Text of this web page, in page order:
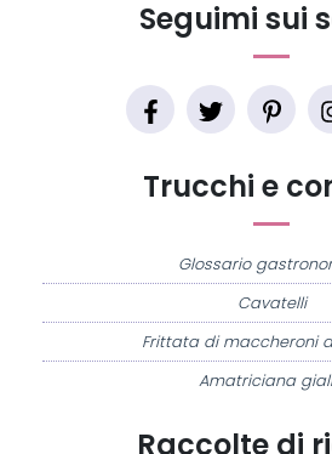
Raccolte di
Trucchi e
Glossario
Cavatelli
Frittata di maccheroni
Amatriciana
Seguimi sui